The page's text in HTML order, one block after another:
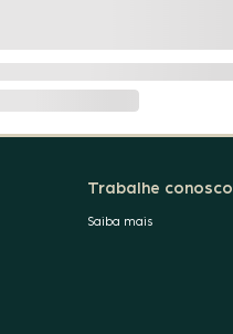
Trabalhe conosco
Saiba mais